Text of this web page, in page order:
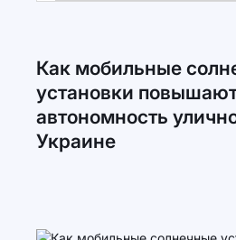
Как мобильные
установки
автономность
Украине